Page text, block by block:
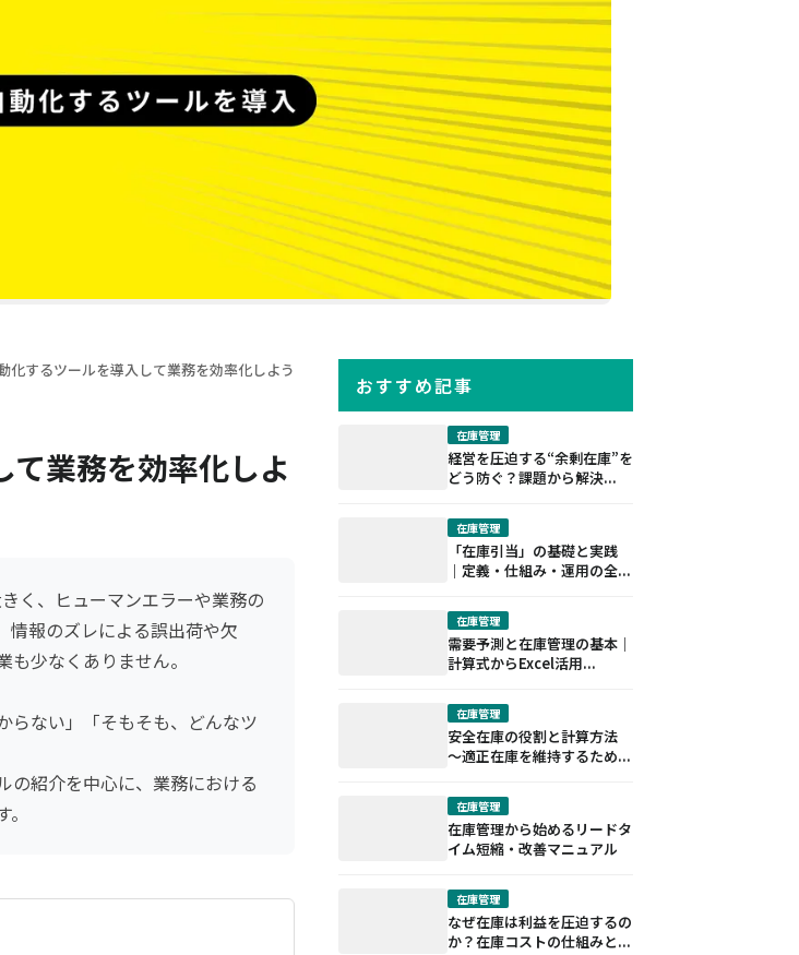
化するツールを導入して業務を効率化しよう
業務を効率化しよ
く、ヒューマンエラーや業務の
情報のズレによる誤出荷や欠
少なくありません。
らない」「そもそも、どんなツ
の紹介を中心に、業務における
おすすめ記事
在庫管理
経営を圧迫する“余剰在庫”を
どう防ぐ？課題から解決...
在庫管理
「在庫引当」の基礎と実践
｜定義・仕組み・運用の全...
在庫管理
需要予測と在庫管理の基本｜
計算式からExcel活用...
在庫管理
安全在庫の役割と計算方法
～適正在庫を維持するため...
在庫管理
在庫管理から始めるリードタ
イム短縮・改善マニュアル
在庫管理
なぜ在庫は利益を圧迫するの
か？在庫コストの仕組みと...